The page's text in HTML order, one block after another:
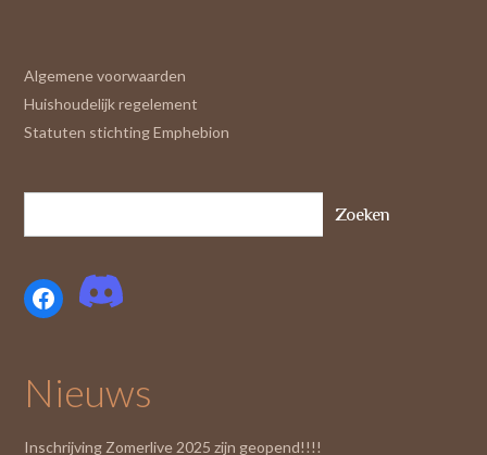
Algemene voorwaarden
Huishoudelijk regelement
Statuten stichting Emphebion
Zoeken
Facebook
Nieuws
Inschrijving Zomerlive 2025 zijn geopend!!!!